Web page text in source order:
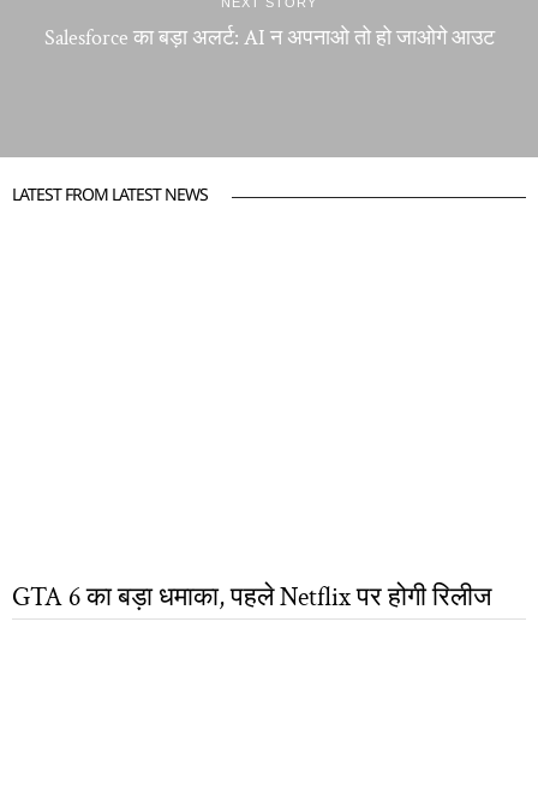
Salesforce का बड़ा अलर्ट: AI न अपनाओ तो हो जाओगे आउट
LATEST FROM LATEST NEWS
GTA 6 का बड़ा धमाका, पहले Netflix पर होगी रिलीज